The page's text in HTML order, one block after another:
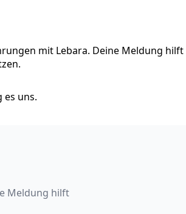
mit Lebara. Deine Meldung hilft
es uns.
Meldung hilft